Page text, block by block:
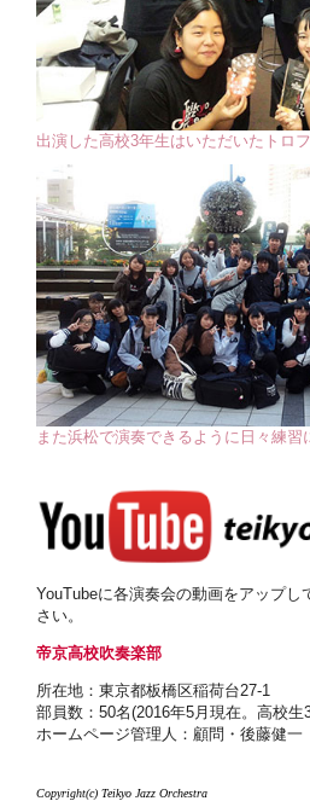
出演した高校3年生はいただいたトロ
また浜松で演奏できるように日々練習
YouTubeに各演奏会の動画をアップし
さい。
帝京高校吹奏楽部
所在地：東京都板橋区稲荷台27-1
部員数：50名(2016年5月現在。高校生
ホームページ管理人：顧問・後藤健一
Copyright(c) Teikyo Jazz Orchestra